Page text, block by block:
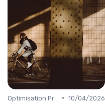
• 10/04/2026